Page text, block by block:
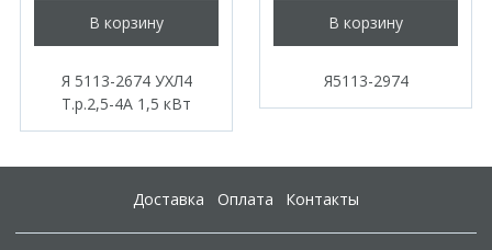
В корзину
Я 5113-2674 УХЛ4
Т.р.2,5-4А 1,5 кВт
В корзину
Я5113-2974
Доставка Оплата Контакты